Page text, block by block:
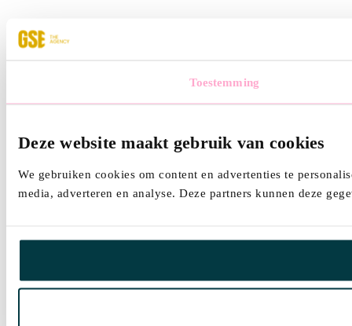
Toestemming
Deze website maakt gebruik van cookies
We gebruiken cookies om content en advertenties te
media, adverteren en analyse. Deze partners kunnen deze